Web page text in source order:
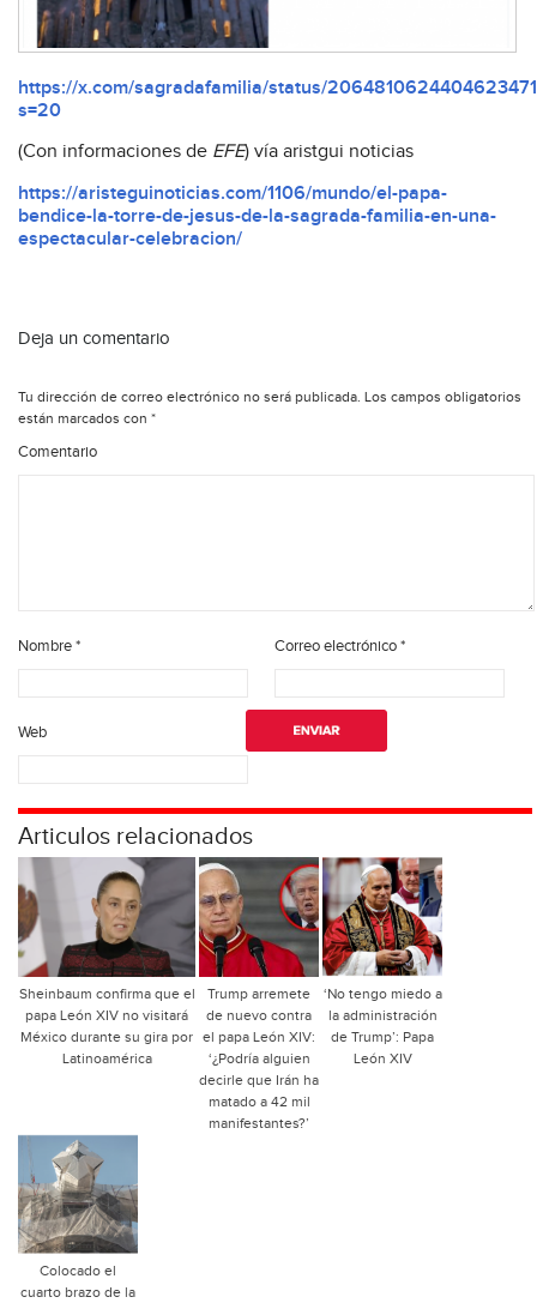
https://x.com/sagradafamilia/status/
s=20
(Con informaciones de EFE) vía aristgui noticias
https://aristeguinoticias.com/1106/mundo/el-papa-
bendice-la-torre-de-jesus-de-la-sagrada-familia-en-una-
espectacular-celebracion/
Deja un comentario
Tu dirección de correo electrónico no será publicada. Los campos obligatorios
están marcados con *
Comentario
Nombre* Correo electrónico*
Web
Articulos relacionados
Sheinbaum confirma que el
papa León XIV no visitará
México durante su gira por
Latinoamérica
Trump arremete
de nuevo contra
el papa León XIV:
‘¿Podría alguien
decirle que Irán ha
matado a 42 mil
manifestantes?’
‘No tengo miedo a
la administración
de Trump’: Papa
León XIV
Colocado el
cuarto brazo de la